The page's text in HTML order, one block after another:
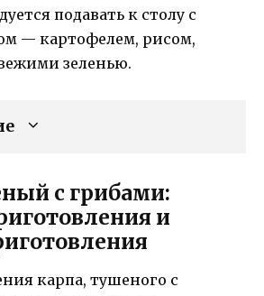
подавать к столу с
— картофелем, рисом,
зеленью.
с грибами:
и
карпа, тушеного с